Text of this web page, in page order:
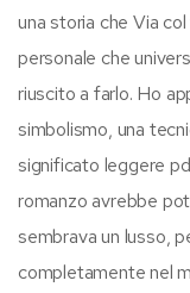
una storia che Via
personale che
riuscito a farlo. Ho
simbolismo, una
significato leggere
romanzo avrebbe
sembrava un lusso,
completamente nel